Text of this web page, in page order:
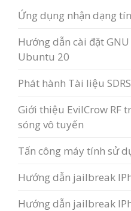
Ứng dụng nhận dạng
Hướng dẫn cài đặt
Ubuntu 20
Phát hành Tài liệu
Giới thiệu EvilCrow RF
sóng vô tuyến
Tấn công máy tính sử
Hướng dẫn jailbreak
Hướng dẫn jailbreak